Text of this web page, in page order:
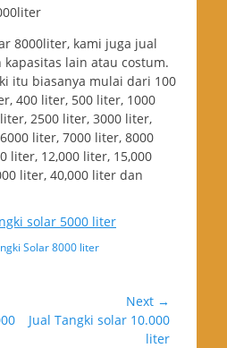
8000liter, kami juga jual
lain atau costum.
itu biasanya mulai dari 100
400 liter, 500 liter, 1000
2500 liter, 3000 liter,
liter, 7000 liter, 8000
liter, 12,000 liter, 15,000
liter, 40,000 liter dan
solar 5000 liter
Solar 8000 liter
Next →
Next
Jual Tangki solar 10.000
liter